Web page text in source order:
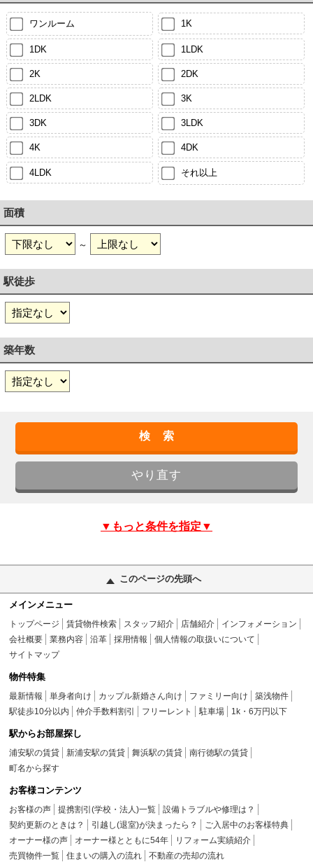
ワンルーム 1K
1DK 1LDK
2K 2DK
2LDK 3K
3DK 3LDK
4K 4DK
4LDK それ以上
面積
～
駅徒歩
築年数
▼もっと条件を指定▼
このページの先頭へ
メインメニュー
トップページ 賃貸物件検索 スタッフ紹介 店舗紹介
インフォメーション
会社概要
業務内容 沿革 採用情報
個人情報の取扱いについて
サイトマップ
物件特集
最新情報 単身者向け カップル新婚さん向け ファミリー向け
築浅物件
駅徒歩10分以内
仲介手数料割引 フリーレント 駐車場 1k・6万円以下
駅からお部屋探し
浦安駅の賃貸 新浦安駅の賃貸 舞浜駅の賃貸
南行徳駅の賃貸
町名から探す
お客様コンテンツ
お客様の声 提携割引(学校・法人)一覧
設備トラブルや修理は？
契約更新のときは？
引越し(退室)が決まったら？
ご入居中のお客様特典
オーナー様の声
オーナー様とともに54年
リフォーム実績紹介
売買物件一覧
住まいの購入の流れ 不動産の売却の流れ